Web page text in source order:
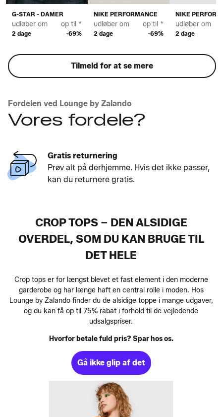
G-STAR - DAMER
udløber om
2 dage
op til *
-69%
NIKE PERFORMANCE
udløber om
2 dage
op til *
-69%
NIKE
udløber om
2 dage
Tilmeld for at se mere
Fordelen ved Lounge by Zalando
Vores fordele?
Gratis returnering
Prøv alt på derhjemme. Hvis det ikke passer,
kan du returnere gratis.
CROP TOPS – DEN ALSIDIGE
OVERDEL, SOM DU KAN BRUGE TIL
DET HELE
Crop tops er for længst blevet et fast element i den moderne
garderobe og har længe haft en central rolle i moden. Hos
Lounge by Zalando finder du de alsidige toppe i mange udgaver,
og du kan få op til 75% rabat i forhold til de vejledende
udsalgspriser.
Hvorfor betale fuld pris? Spar hos os.
Gå ikke glip af det